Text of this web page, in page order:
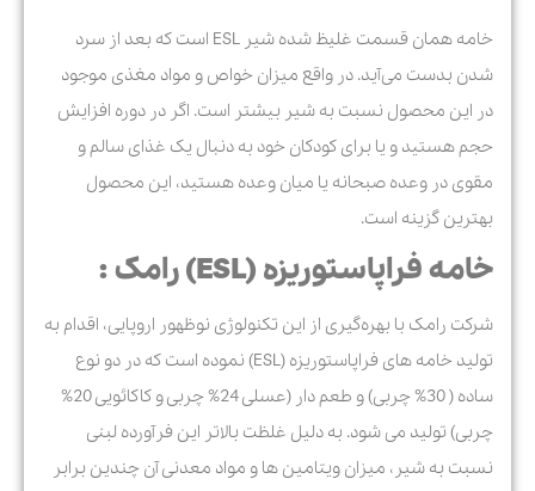
خامه همان قسمت غلیظ شده شیر ESL است که بعد از سرد
شدن بدست می‌آید. در واقع میزان خواص و مواد مغذی موجود
در این محصول نسبت به شیر بیشتر است. اگر در دوره افزایش
حجم هستید و یا برای کودکان خود به دنبال یک غذای سالم و
مقوی در وعده صبحانه یا میان وعده هستید، این محصول
بهترین گزینه است.
خامه فراپاستوریزه (ESL) رامک :
شرکت رامک با بهره‌گیری از این تکنولوژی نوظهور اروپایی، اقدام به
تولید خامه های فراپاستوریزه (ESL) نموده است که در دو نوع
ساده ( 30% چربی) و طعم دار (عسلی 24% چربی و کاکائویی 20%
چربی) تولید می شود. به دلیل غلظت بالاتر این فرآورده لبنی
نسبت به شیر، میزان ویتامین ها و مواد معدنی آن چندین برابر